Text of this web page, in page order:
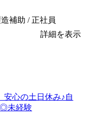
補助 / 正社員
詳細を表示